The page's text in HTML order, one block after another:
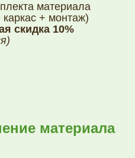
материала
+ монтаж)
скидка 10%
материала